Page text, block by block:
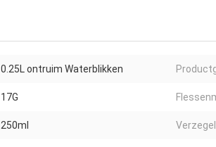
0.25L ontruim Waterblikken
17G
250ml